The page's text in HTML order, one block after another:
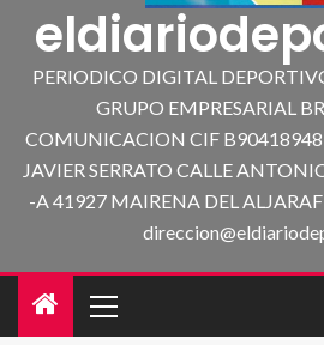
PERIODICO DIGITAL
GRUPO EMPRESARIAL
COMUNICACION CIF B90418948
JAVIER SERRATO CALLE
-A 41927 MAIRENA DEL